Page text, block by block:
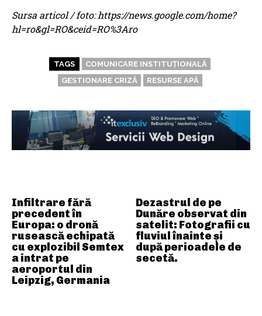
Infiltrare fără
precedent în
Europa: o dronă
rusească echipată
cu explozibil Semtex
a intrat pe
aeroportul din
Leipzig, Germania
Dezastrul de pe
Dunăre observat din
satelit: Fotografii cu
fluviul înainte și
după perioadele de
secetă.
Sursa articol / foto: https://news.google.com/home?
hl=ro&gl=RO&ceid=RO%3Aro
TAGS
COMUNICARE INSTITUȚIONALĂ
GESTIONARE CRIZĂ
RESURSE APĂ